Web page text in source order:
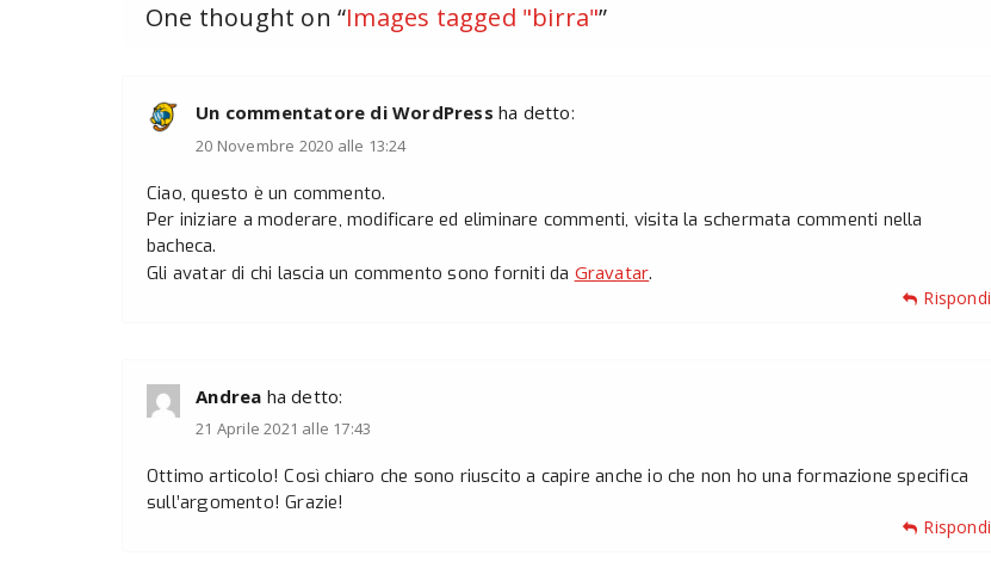
One thought on “Images tagged "birra"”
Un commentatore di WordPress ha detto:
20 Novembre 2020 alle 13:24
Ciao, questo è un commento.
Per iniziare a moderare, modificare ed eliminare commenti, visita la schermata commenti nella
bacheca.
Gli avatar di chi lascia un commento sono forniti da Gravatar.
Rispondi
Andrea ha detto:
21 Aprile 2021 alle 17:43
Ottimo articolo! Così chiaro che sono riuscito a capire anche io che non ho una formazione specifica
sull’argomento! Grazie!
Rispondi